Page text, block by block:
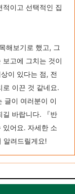
이고 선택적인 집
해보기로 했고, 그
고에 그치는 것이
이 있다는 점, 전
로 이끈 것 같네요.
글이 여러분이 이
길 바랍니다. 『반
있어요. 자세한 소
알려드릴게요!